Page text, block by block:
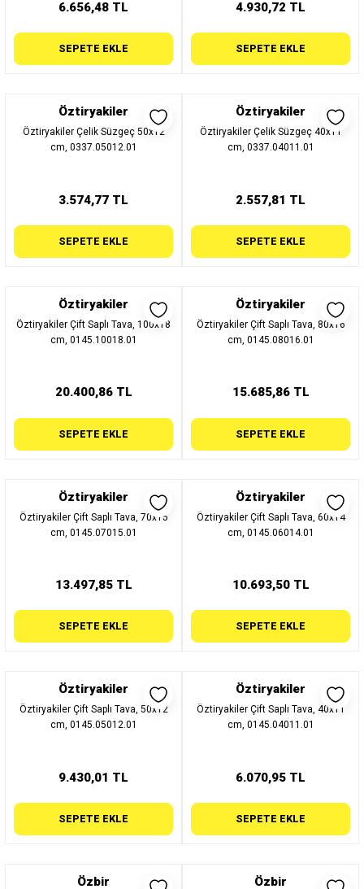
6.656,48 TL
SEPETE EKLE
4.930,72 TL
SEPETE EKLE
Öztiryakiler
Öztiryakiler Çelik Süzgeç 50x12
cm, 0337.05012.01
3.574,77 TL
SEPETE EKLE
Öztiryakiler
Öztiryakiler Çelik Süzgeç 40x11
cm, 0337.04011.01
2.557,81 TL
SEPETE EKLE
Öztiryakiler
Öztiryakiler Çift Saplı Tava, 100x18
cm, 0145.10018.01
20.400,86 TL
SEPETE EKLE
Öztiryakiler
Öztiryakiler Çift Saplı Tava, 80x16
cm, 0145.08016.01
15.685,86 TL
SEPETE EKLE
Öztiryakiler
Öztiryakiler Çift Saplı Tava, 70x15
cm, 0145.07015.01
13.497,85 TL
SEPETE EKLE
Öztiryakiler
Öztiryakiler Çift Saplı Tava, 60x14
cm, 0145.06014.01
10.693,50 TL
SEPETE EKLE
Öztiryakiler
Öztiryakiler Çift Saplı Tava, 50x12
cm, 0145.05012.01
9.430,01 TL
SEPETE EKLE
Öztiryakiler
Öztiryakiler Çift Saplı Tava, 40x11
cm, 0145.04011.01
6.070,95 TL
SEPETE EKLE
Özbir Özbir